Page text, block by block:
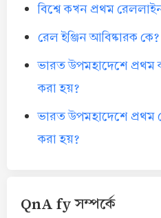
বিশ্বে কখন প্রথম
রেল ইঞ্জিন আবিষ্কারক কে?
ভারত উপমহাদেশে প্রথম
করা হয়?
ভারত উপমহাদেশে
করা হয়?
QnA fy সম্পর্কে